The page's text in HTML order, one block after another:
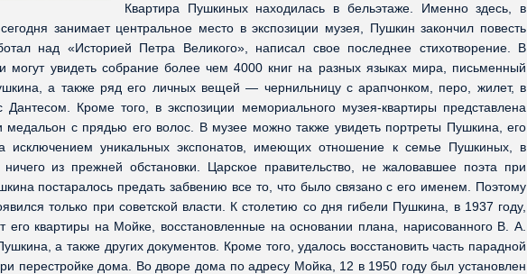
Квартира Пушкиных находилась в бельэтаже. Именно здесь, в
занимает центральное место в экспозиции музея, Пушкин закончил повесть
над «Историей Петра Великого», написал свое последнее стихотворение. В
могут увидеть собрание более чем 4000 книг на разных языках мира, письменный
а также ряд его личных вещей — чернильницу с арапчонком, перо, жилет, в
Дантесом. Кроме того, в экспозиции мемориального музея-квартиры представлена
медальон с прядью его волос. В музее можно также увидеть портреты Пушкина, его
исключением уникальных экспонатов, имеющих отношение к семье Пушкиных, в
ничего из прежней обстановки. Царское правительство, не жаловавшее поэта при
постаралось предать забвению все то, что было связано с его именем. Поэтому
только при советской власти. К столетию со дня гибели Пушкина, в 1937 году,
его квартиры на Мойке, восстановленные на основании плана, нарисованного В. А.
а также других документов. Кроме того, удалось восстановить часть парадной
перестройке дома. Во дворе дома по адресу Мойка, 12 в 1950 году был установлен